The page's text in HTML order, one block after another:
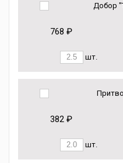
Добор
768 ₽
шт.
382 ₽
шт.